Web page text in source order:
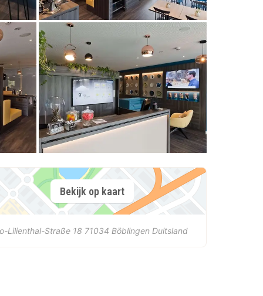
Bekijk op kaart
Lilienthal-Straße 18 71034 Böblingen Duitsland